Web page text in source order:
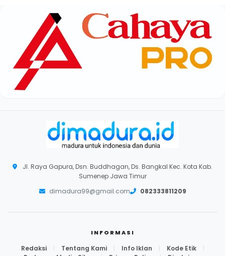
Jl. Raya Gapura, Dsn. Buddhagan, Ds. Bangkal Kec. Kota Kab.
Sumenep Jawa Timur
dimadura99@gmail.com
082333811209
INFORMASI
Redaksi Tentang Kami Info Iklan Kode Etik